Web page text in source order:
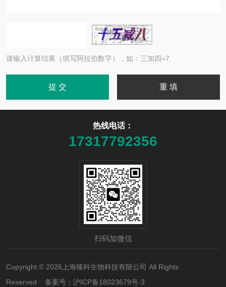
请输入计算结果（填写阿拉伯数字），如：三加四=7
热线电话：
17317792356
扫码加微信
Copyright © 2026上海臻科生物科技有限公司 All Rights
Reserved 备案号： 沪ICP备18023679号-3